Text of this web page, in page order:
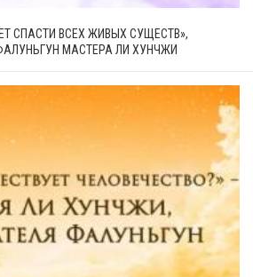
СПАСТИ ВСЕХ ЖИВЫХ СУЩЕСТВ»,
МАСТЕРА ЛИ ХУНЧЖИ